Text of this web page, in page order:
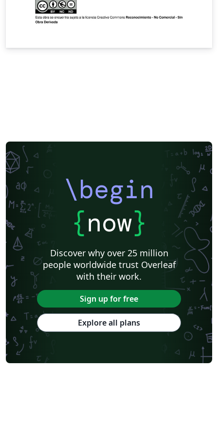
\begin
{now}
Discover why over 25 million
people worldwide trust Overleaf
with their work.
Sign up for free
Explore all plans